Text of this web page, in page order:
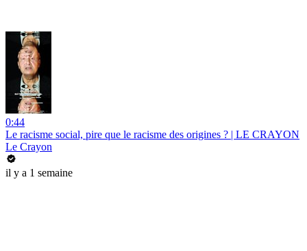
0:44
Le racisme social, pire que le racisme des origines ? | LE CRAYON
Le Crayon
il y a 1 semaine